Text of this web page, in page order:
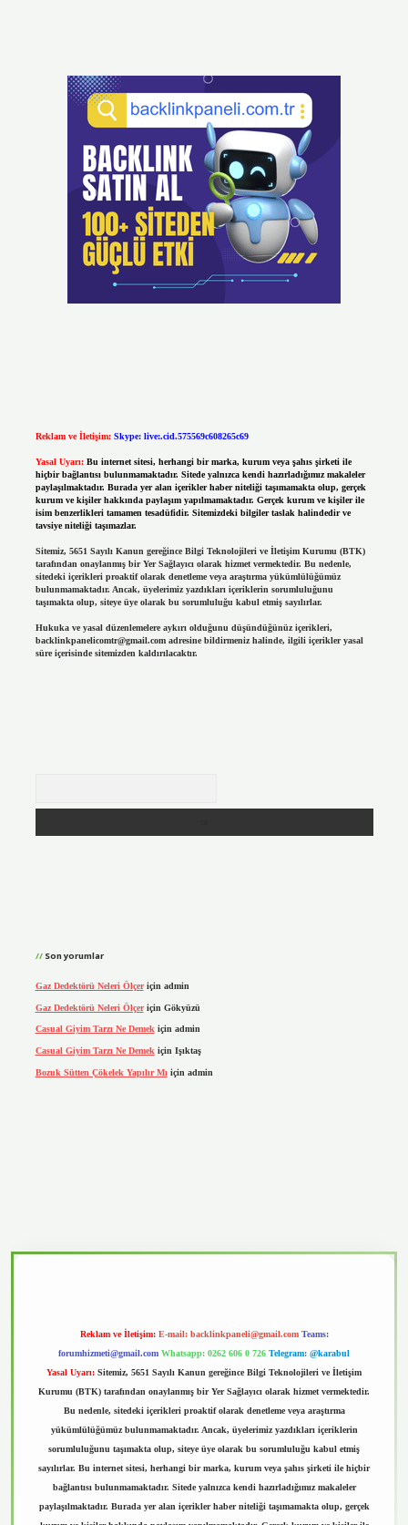
Reklam ve İletişim: Skype: live:.cid.575569c608265c69
Yasal Uyarı: Bu internet sitesi, herhangi bir marka, kurum veya şahıs şirketi ile
hiçbir bağlantısı bulunmamaktadır. Sitede yalnızca kendi hazırladığımız makaleler
paylaşılmaktadır. Burada yer alan içerikler haber niteliği taşımamakta olup, gerçek
kurum ve kişiler hakkında paylaşım yapılmamaktadır. Gerçek kurum ve kişiler ile
isim benzerlikleri tamamen tesadüfidir. Sitemizdeki bilgiler taslak halindedir ve
tavsiye niteliği taşımazlar.
Sitemiz, 5651 Sayılı Kanun gereğince Bilgi Teknolojileri ve İletişim Kurumu (BTK)
tarafından onaylanmış bir Yer Sağlayıcı olarak hizmet vermektedir. Bu nedenle,
sitedeki içerikleri proaktif olarak denetleme veya araştırma yükümlülüğümüz
bulunmamaktadır. Ancak, üyelerimiz yazdıkları içeriklerin sorumluluğunu
taşımakta olup, siteye üye olarak bu sorumluluğu kabul etmiş sayılırlar.
Hukuka ve yasal düzenlemelere aykırı olduğunu düşündüğünüz içerikleri,
backlinkpanelicomtr@gmail.comadresine bildirmeniz halinde, ilgili içerikler yasal
süre içerisinde sitemizden kaldırılacaktır.
Son yorumlar
Gaz Dedektörü Neleri Ölçeriçin admin
Gaz Dedektörü Neleri Ölçeriçin Gökyüzü
Casual Giyim Tarzı Ne Demekiçin admin
Casual Giyim Tarzı Ne Demek için Işıktaş
Bozuk Sütten Çökelek Yapılır Mı için admin
Reklam ve İletişim: E-mail: backlinkpaneli@gmail.com Teams:
forumhizmeti@gmail.com Whatsapp: 0262 606 0 726 Telegram: @karabul
Yasal Uyarı: Sitemiz, 5651 Sayılı Kanun gereğince Bilgi Teknolojileri ve İletişim
Kurumu (BTK) tarafından onaylanmış bir Yer Sağlayıcı olarak hizmet vermektedir.
Bu nedenle, sitedeki içerikleri proaktif olarak denetleme veya araştırma
yükümlülüğümüz bulunmamaktadır. Ancak, üyelerimiz yazdıkları içeriklerin
sorumluluğunu taşımakta olup, siteye üye olarak bu sorumluluğu kabul etmiş
sayılırlar. Bu internet sitesi, herhangi bir marka, kurum veya şahıs şirketi ile hiçbir
bağlantısı bulunmamaktadır. Sitede yalnızca kendi hazırladığımız makaleler
paylaşılmaktadır. Burada yer alan içerikler haber niteliği taşımamakta olup, gerçek